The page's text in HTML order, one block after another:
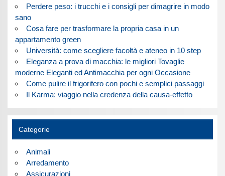
Perdere peso: i trucchi e i consigli per dimagrire in modo
sano
Cosa fare per trasformare la propria casa in un
appartamento green
Università: come scegliere facoltà e ateneo in 10 step
Eleganza a prova di macchia: le migliori Tovaglie
moderne Eleganti ed Antimacchia per ogni Occasione
Come pulire il frigorifero con pochi e semplici passaggi
Il Karma: viaggio nella credenza della causa-effetto
Categorie
Animali
Arredamento
Assicurazioni